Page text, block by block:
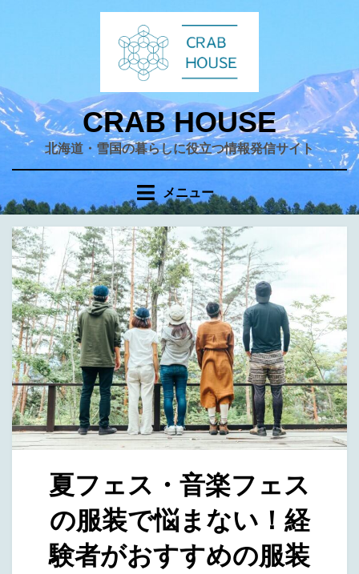
ツ
へ
移
動
CRAB HOUSE
北海道・雪国の暮らしに役立つ情報発信サイト
メニュー
夏フェス・音楽フェス
の服装で悩まない！経
験者がおすすめの服装